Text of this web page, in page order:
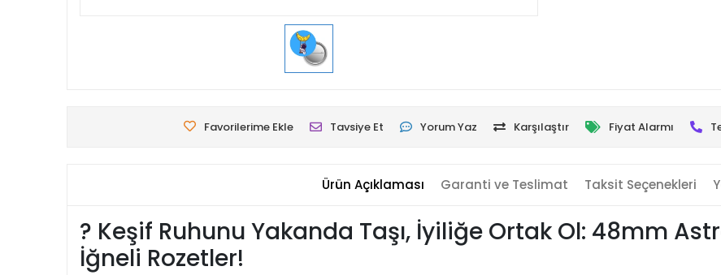
Favorilerime Ekle Tavsiye Et Yorum Yaz Karşılaştır Fiyat Alarmı
Ürün Açıklaması Garanti ve Teslimat Taksit Seçenekleri
? Keşif Ruhunu Yakanda Taşı, İyiliğe Ortak Ol: 48mm
İğneli Rozetler!